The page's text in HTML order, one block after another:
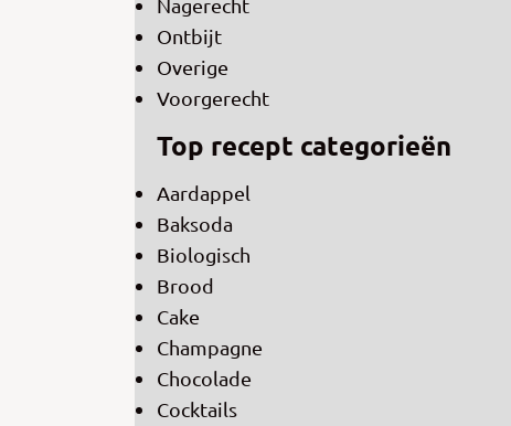
Ontbijt
Overige
Voorgerecht
Top recept categorieën
Aardappel
Baksoda
Biologisch
Brood
Cake
Champagne
Chocolade
Cocktails